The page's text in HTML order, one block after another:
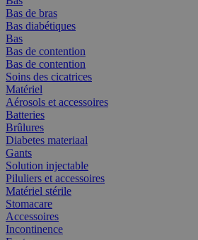
Bas de bras
Bas diabétiques
Bas
Bas de contention
Bas de contention
Soins des cicatrices
Matériel
Aérosols et accessoires
Batteries
Brûlures
Diabetes materiaal
Gants
Solution injectable
Piluliers et accessoires
Matériel stérile
Stomacare
Accessoires
Incontinence